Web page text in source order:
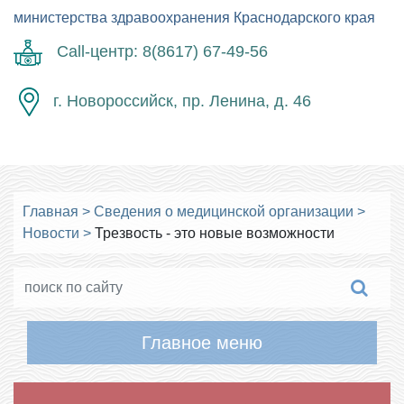
министерства здравоохранения Краснодарского края
Call-центр: 8(8617) 67-49-56
г. Новороссийск, пр. Ленина, д. 46
Главная > Сведения о медицинской организации >
Новости > Трезвость - это новые возможности
Главное меню